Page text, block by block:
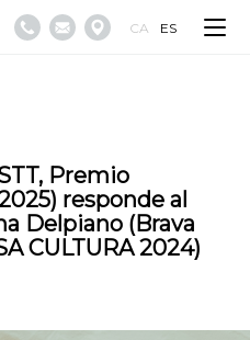
CA ES
Premio
responde al
Delpiano (Brava
CULTURA 2024)